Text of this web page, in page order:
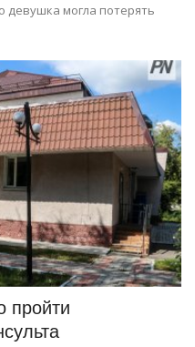
девушка могла потерять
пройти